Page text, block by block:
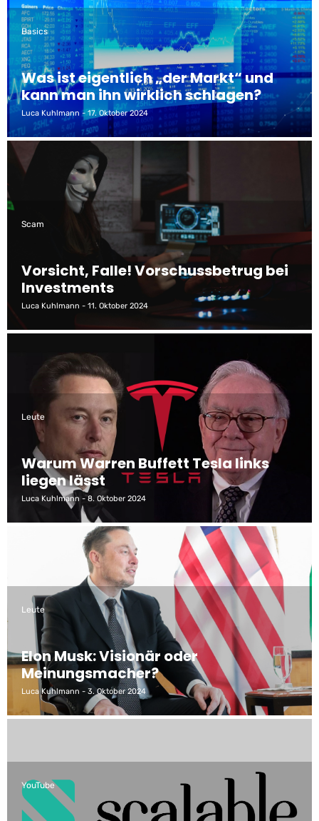
Basics
Was ist eigentlich „der Markt“ und
kann man ihn wirklich schlagen?
Luca Kuhlmann 17. Oktober 2024
Scam
Vorsicht, Falle! Vorschussbetrug bei
Investments
Luca Kuhlmann 11. Oktober 2024
Leute
Warum Warren Buffett Tesla links
liegen lässt
Luca Kuhlmann 8. Oktober 2024
Leute
Elon Musk: Visionär oder
Meinungsmacher?
Luca Kuhlmann 3. Oktober 2024
YouTube